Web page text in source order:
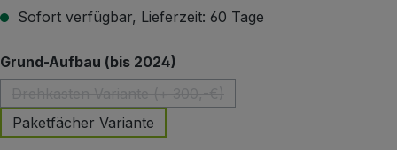
Sofort verfügbar, Lieferzeit: 60 Tage
Grund-Aufbau (bis 2024)
(Diese Option ist zurzeit nicht verfügbar.)
Paketfächer Variante